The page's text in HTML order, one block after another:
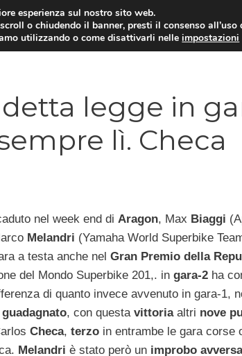
MOTO NEWS
legge in
lì. Checa
nel week end di Aragon, Max Biaggi
Melandri (Yamaha World Superbike
a testa anche nel Gran Premio della
del Mondo Superbike 201,. in gara-2ha
di quanto invece avvenuto in gara-1,
guadagnato, con questa vittoriaaltri nove
Checa, terzoin entrambe le gara corse
Melandri è stato però un improbo
esperienza sul nostro sito web.
o chiudendo il banner, presti il consenso
utilizzando o come disattivarli nelleimpostazioni